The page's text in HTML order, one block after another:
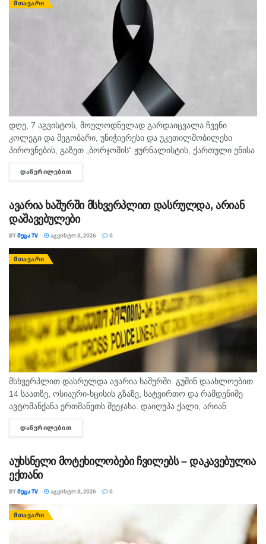
ᲛᲗᲐᲕᲐᲠᲘ
დღე, 7 აგვისტოს, მოულოდნელად გარდაიცვალა ჩვენი
კოლეგი და მეგობარი, უნიჭიერესი და უკეთილშობილესი
პიროვნების, გაზეთ „ბორჯომის“ ჟურნალისტის, ქართული ენისა
და ლიტერატურის პედაგოგი მონიკა ჭანტურია. "მეგა ტვ"
უდიდეს მწუხარებას გამოვხატავს მონიკა ჭანტურიას
ᲓᲐᲬᲕᲠᲘᲚᲔᲑᲘᲗ
ავარია ხაშურში მსხვერპლით დასრულდა, არიან
დაშავებულები
BYᲛᲔᲒᲐ TV ᲐᲒᲕᲘᲡᲢᲝ 8, 2026 0
ᲛᲗᲐᲕᲐᲠᲘ
მსხვერპლით დასრულდა ავარია ხაშურში. გუშინ დაახლოებით
14 საათზე, ოსიაური-ხცისის გზაზე, სატვირთო და რამდენიმე
ავტომანქანა ერთმანეთს შეეჯახა. დაიღუპა ქალი, არიან
დაშავებულებიც. შსს-ს ინფორმაციით, გამოძიება 276-ე მუხლის
მე-6 ნაწილით მიმდინარეობს.
ᲓᲐᲬᲕᲠᲘᲚᲔᲑᲘᲗ
აუხსნელი მოტეხილობები ჩვილებს – დაკავებულია
ექთანი
BYᲛᲔᲒᲐ TV ᲐᲒᲕᲘᲡᲢᲝ 8, 2026 0
ᲛᲗᲐᲕᲐᲠᲘ